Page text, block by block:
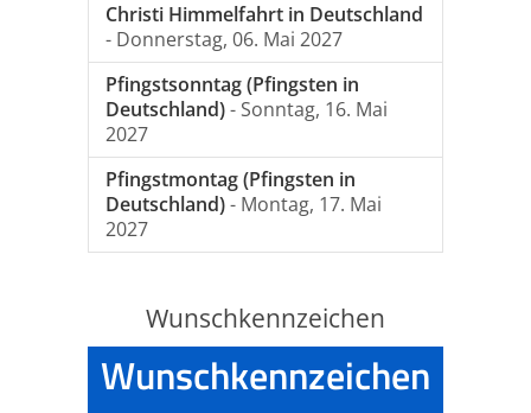
Christi Himmelfahrt in Deutschland
- Donnerstag, 06. Mai 2027
Pfingstsonntag (Pfingsten in
Deutschland)- Sonntag, 16. Mai
2027
Pfingstmontag (Pfingsten in
Deutschland)- Montag, 17. Mai
2027
Wunschkennzeichen